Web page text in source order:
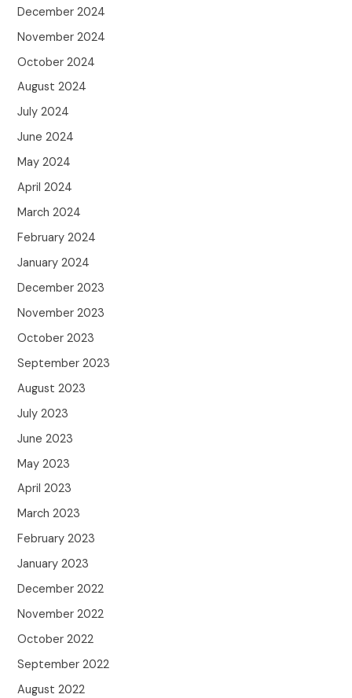
December 2024
November 2024
October 2024
August 2024
July 2024
June 2024
May 2024
April 2024
March 2024
February 2024
January 2024
December 2023
November 2023
October 2023
September 2023
August 2023
July 2023
June 2023
May 2023
April 2023
March 2023
February 2023
January 2023
December 2022
November 2022
October 2022
September 2022
August 2022